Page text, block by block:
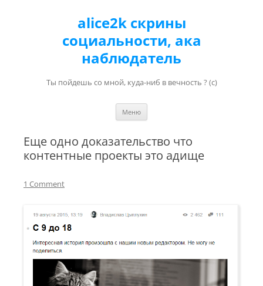
alice2k скрины
социальности, ака
наблюдатель
Ты пойдешь со мной, куда-ниб в вечность ? (с)
Меню
Еще одно доказательство что
контентные проекты это адище
1 Comment